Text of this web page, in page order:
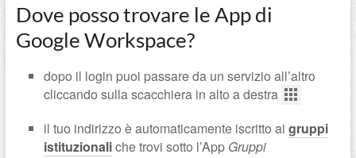
Dove posso trovare le App di
Google Workspace?
dopo il login puoi passare da un servizio all’altro
cliccando sulla scacchiera in alto a destra
il tuo indirizzo è automaticamente iscritto ai gruppi
istituzionaliche trovi sotto l’App Gruppi